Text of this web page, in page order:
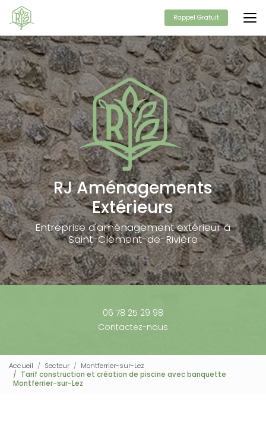
Aller
contenu
principal
Rappel Gratuit
RJ Aménagements
Extérieurs
Entreprise d'aménagement extérieur à
Saint-Clément-de-Rivière
06 78 25 29 98
Contactez-nous
Accueil Secteur
Montferrier-sur-Lez
Tarif construction et création de piscine avec banquette
Montferrier-sur-Lez